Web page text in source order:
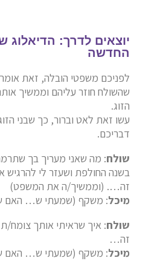
יוצאים לדרך: הדיאלוג
החדשה
לפניכם משפטי הובלה, זאת
שהשולח חוזר עליהם וממשיך
הזוג.
עשו זאת לאט וברור, כך שבני
דבריכם.
שולח: מה שאני מעריך בך
בשנה החולפת ושעזר לי להרגיש
זה…. (וממשיך/ה את המשפט)
מיכל: משקף (שמעתי ש… האם
שולח: איך שראיתי אותך
זה…
מיכל: משקף (שמעתי ש… האם